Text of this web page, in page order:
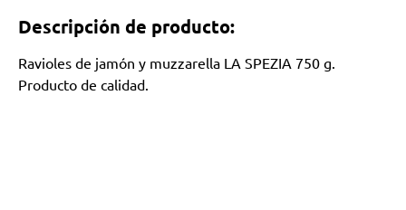
Descripción de producto:
Ravioles de jamón y muzzarella LA SPEZIA 750 g.
Producto de calidad.